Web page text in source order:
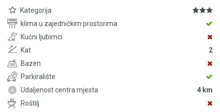
Kategorija
klima u zajedničkim prostorima
Kućni ljubimci
Kat
2
Bazen
Parkiralište
Udaljenost centra mjesta
4 km
Roštilj